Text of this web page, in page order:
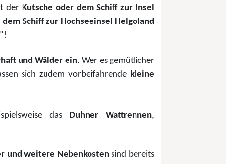
derKutsche oder dem Schiff zur Insel
Schiff zur Hochseeinsel Helgoland
und Wälder ein. Wer es gemütlicher
sich zudem vorbeifahrende kleine
das Duhner Wattrennen,
und weitere Nebenkostensind bereits